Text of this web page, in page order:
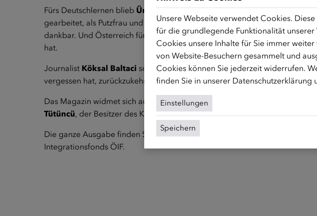
Fürs Deutschlernen blieb Ümit KorkmazʼEltern wenig Zeit. Sie kamen
gearbeitet, als Putzfrau und Lagerarbeiter. Dafür ist ihnen der ehemalige
dankbar. Und Österreich für die Chancen, die ihm geboten wurden – und
hat.
Journalist Köksal Baltaci schildert im Interview diese Zeit der Entbehrung
vergessen hat, zurückzukehren.
Das Magazin widmet sich außerdem der türkischen Küche in Österreich.
Tütüncü, der Besitzer des Kent. Es war das erste türkische Restaurant in
Die ganze Ausgabe finden Sie hier:
ZUSAMMEN-Magazin | Sommer 2024:
Integrationsfonds ÖIF.
Unsere Webseite verwendet Cookies.
für die grundlegende Funktionalität
Cookies unsere Inhalte für Sie immer
von Website-Besuchern gesammelt und
Cookies können Sie jederzeit widerrufen.
finden Sie in unserer Datenschutzerklärung
Einstellungen
Speichern